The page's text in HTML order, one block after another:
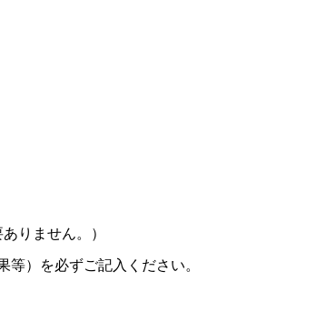
りません。）
等）を必ずご記入ください。